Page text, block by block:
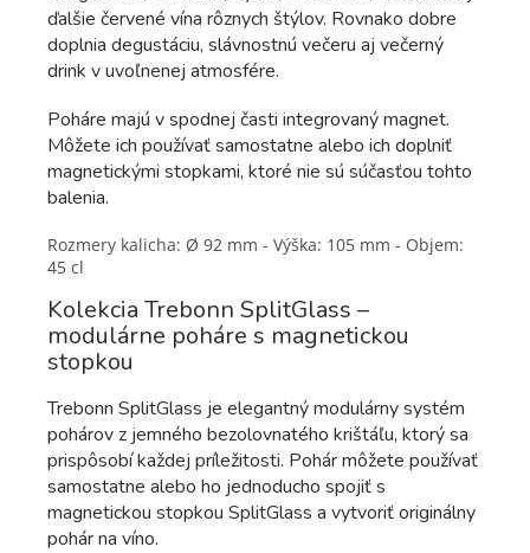
ďalšie červené vína rôznych štýlov. Rovnako dobre
doplnia degustáciu, slávnostnú večeru aj večerný
drink v uvoľnenej atmosfére.
Poháre majú v spodnej časti integrovaný magnet.
Môžete ich používať samostatne alebo ich doplniť
magnetickými stopkami, ktoré nie sú súčasťou tohto
balenia.
Rozmery kalicha: Ø 92 mm - Výška: 105 mm - Objem:
45 cl
Kolekcia Trebonn SplitGlass –
modulárne poháre s magnetickou
stopkou
Trebonn SplitGlass je elegantný modulárny systém
pohárov z jemného bezolovnatého krištáľu, ktorý sa
prispôsobí každej príležitosti. Pohár môžete používať
samostatne alebo ho jednoducho spojiť s
magnetickou stopkou SplitGlass a vytvoriť originálny
pohár na víno.